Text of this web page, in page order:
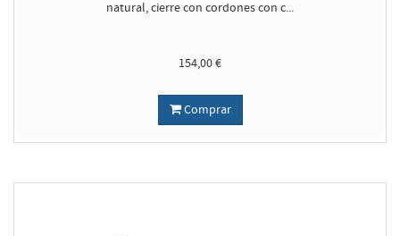
natural, cierre con cordones con c...
154,00 €
Comprar